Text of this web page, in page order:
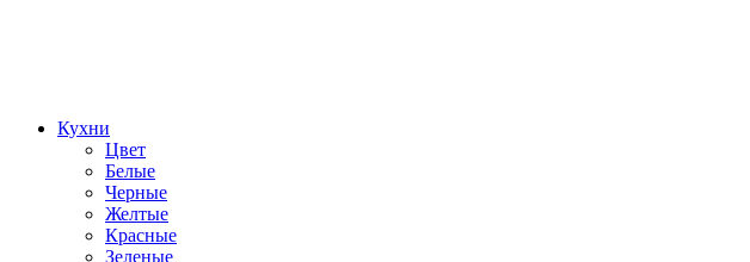
Кухни
Цвет
Белые
Черные
Желтые
Красные
Зеленые